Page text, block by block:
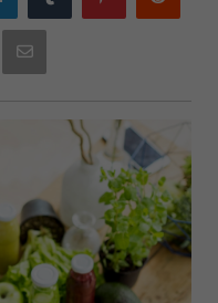
Telegram